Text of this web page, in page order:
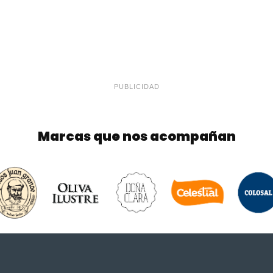
PUBLICIDAD
Marcas que nos acompañan